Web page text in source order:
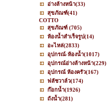
อ่างล้างหน้า(33)
สุขภัณฑ์(41)
COTTO
สุขภัณฑ์ (705)
ห้องน้ำสำเร็จรูป(14)
อะไหล่(2833)
อุปกรณ์-ห้องน้ำ(1017)
อุปกรณ์อ่างล้างหน้า(229)
อุปกรณ์ ห้องครัว(167)
ฟลัชวาล์ว(174)
ก๊อกน้ำ(1926)
ถังน้ำ(281)